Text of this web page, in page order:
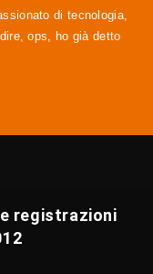
di tecnologia,
ops, ho già detto
registrazioni